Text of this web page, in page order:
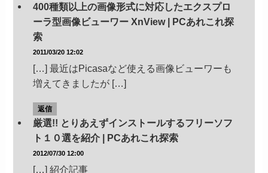
400種類以上の画像形式に対応したエクスプロ
ーラ型画像ビューワー XnView | PCあれこれ探
索
2011/03/20 12:02
[…] 最近はPicasaなど使える画像ビューワーも
増えてきましたが […]
返信
厳選!! とりあえずインストールするフリーソフ
ト１０選を紹介 | PCあれこれ探索
2012/07/30 12:00
[…] 紹介記事